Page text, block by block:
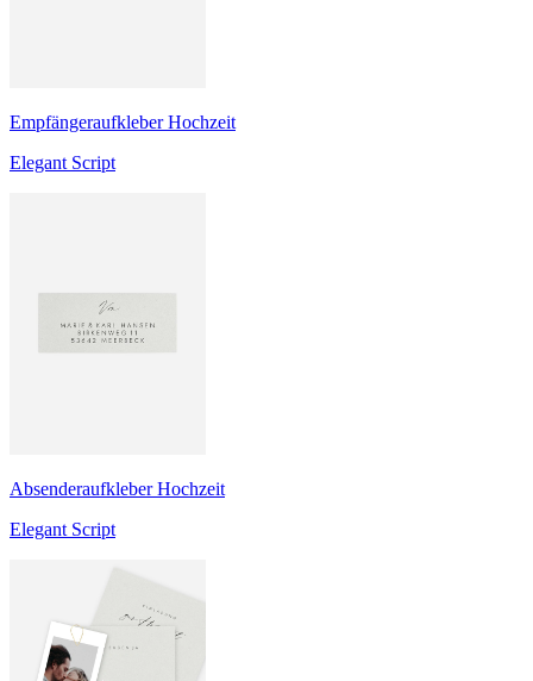
Empfängeraufkleber Hochzeit
Elegant Script
Absenderaufkleber Hochzeit
Elegant Script